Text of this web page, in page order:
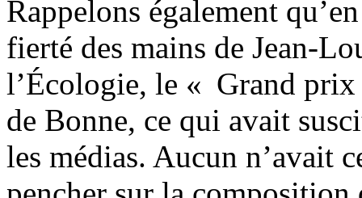
Rappelons également
fierté des mains de Jean-
l’Écologie, le « Grand
de Bonne, ce qui avait
les médias. Aucun n’avait